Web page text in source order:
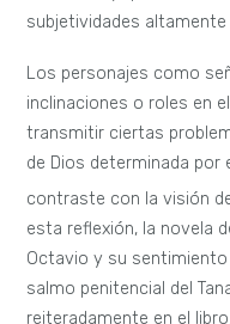
corazón salvaje, este
que no le permite actuar
prisionero a causa de la
o “servidumbre
Por esta fuerza externa
instaura mayormente
novela. Sin embargo,
atraído por la
acepta pasivamente una